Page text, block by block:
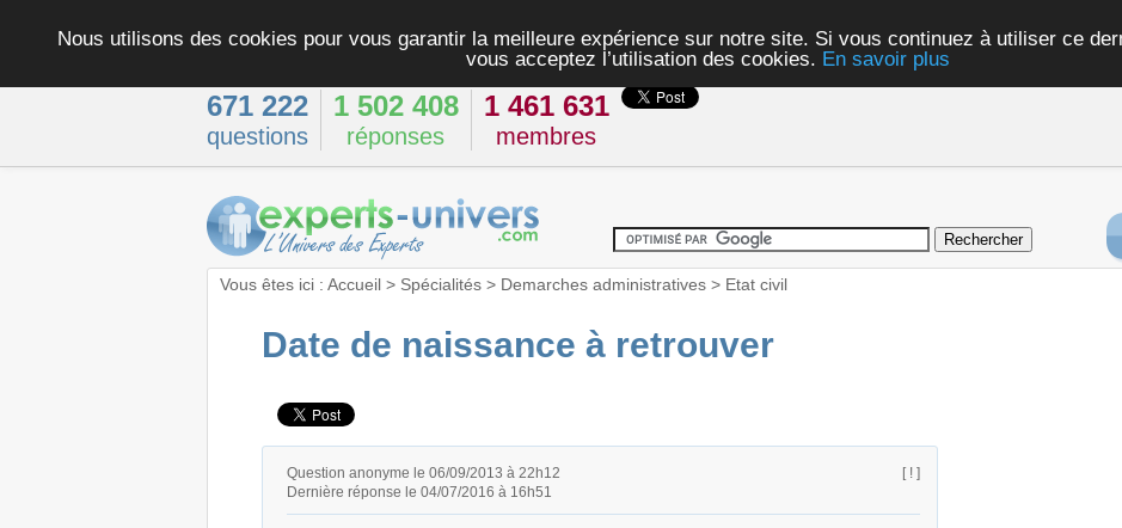
Nous utilisons des cookies pour vous garantir la meilleure expérience sur notre site. Si vous continuez à utiliser ce
vous acceptez l’utilisation des cookies. En savoir plus
671 222
questions
1 502 408
réponses
1 461 631
membres
Vous êtes ici : Accueil> Spécialités> Demarches administratives> Etat civil
Date de naissance à retrouver
Question anonyme le 06/09/2013 à 22h12
Dernière réponse le 04/07/2016 à 16h51
[ ! ]